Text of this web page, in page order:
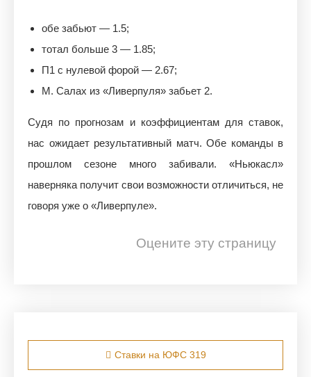
обе забьют — 1.5;
тотал больше 3 — 1.85;
П1 с нулевой форой — 2.67;
М. Салах из «Ливерпуля» забьет 2.
Судя по прогнозам и коэффициентам для ставок,
нас ожидает результативный матч. Обе команды в
прошлом сезоне много забивали. «Ньюкасл»
наверняка получит свои возможности отличиться, не
говоря уже о «Ливерпуле».
Оцените эту страницу
Навигация по записям
Ставки на ЮФС 319